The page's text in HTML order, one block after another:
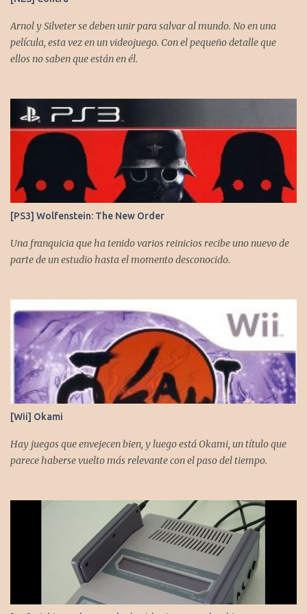
https://www.instagram.com/cronicasgoomba/ Facebook -
https://www.facebook.com/CronicasGoomba
Arnol y Silveter se deben unir para salvar al mundo. No en una
película, esta vez en un videojuego. Con el pequeño detalle que
ellos no saben que están en él.
[PS3] Wolfenstein: The New Order
Una franquicia que ha tenido varios reinicios recibe uno nuevo de
parte de un estudio hasta el momento desconocido.
[Wii] Okami
Hay juegos que envejecen bien, y luego está Okami, un título que
parece haberse vuelto más relevante con el paso del tiempo.